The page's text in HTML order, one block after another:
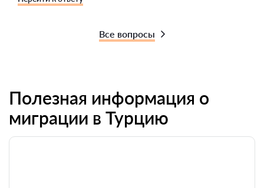
Все вопросы
Полезная информация о
миграции в Турцию